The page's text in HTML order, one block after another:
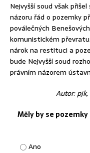
Nejvyšší soud však
názoru řád o pozemky
poválečných
komunistickém
nárok na restituci a
bude Nejvyšší soud
právním názorem
Autor:
Měly by se
Ano